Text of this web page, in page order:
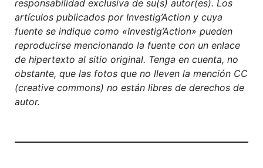
responsabilidad exclusiva de su(s) autor(es). Los
artículos publicados por Investig’Action y cuya
fuente se indique como «Investig’Action» pueden
reproducirse mencionando la fuente con un enlace
de hipertexto al sitio original. Tenga en cuenta, no
obstante, que las fotos que no lleven la mención CC
(creative commons) no están libres de derechos de
autor.